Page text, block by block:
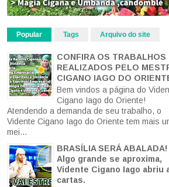
Popular Tags Arquivo do site
CONFIRA OS TRABALHOS
REALIZADOS PELO
CIGANO IAGO DO
Bem vindos a página do
Cigano Iago do Oriente!
Atendendo a demanda de seu trabalho, o
Vidente Cigano Iago do Oriente tem mais
mei...
BRASÍLIA SERÁ ABALADA!
Algo grande se aproxima,
Vidente Cigano Iago abriu
cartas.